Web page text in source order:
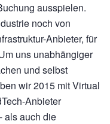
ausspielen.
noch von
Anbieter, für
uns unabhängiger
und selbst
wir 2015 mit Virtual
Anbieter
als auch die